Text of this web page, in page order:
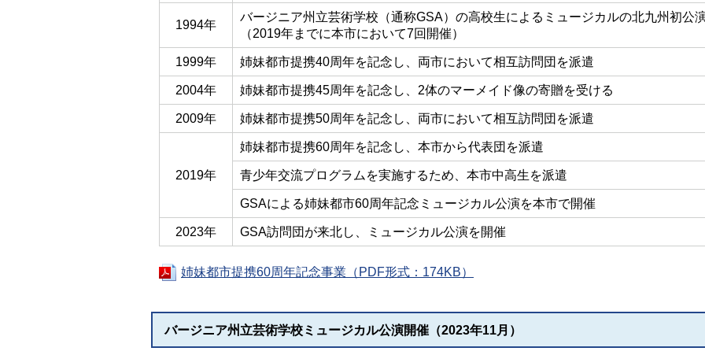
1994年
バージニア州立芸術学校（通称GSA）の高校生によるミュージカルの北九州初公
（2019年までに本市において7回開催）
1999年 姉妹都市提携40周年を記念し、両市において相互訪問団を派遣
2004年 姉妹都市提携45周年を記念し、2体のマーメイド像の寄贈を受ける
2009年 姉妹都市提携50周年を記念し、両市において相互訪問団を派遣
2019年
姉妹都市提携60周年を記念し、本市から代表団を派遣
青少年交流プログラムを実施するため、本市中高生を派遣
GSAによる姉妹都市60周年記念ミュージカル公演を本市で開催
2023年 GSA訪問団が来北し、ミュージカル公演を開催
姉妹都市提携60周年記念事業（PDF形式：174KB）
バージニア州立芸術学校ミュージカル公演開催（2023年11月）